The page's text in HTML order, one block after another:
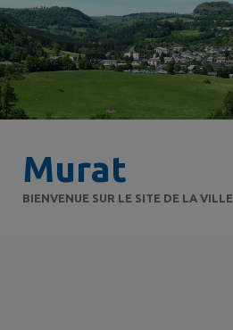
Murat
BIENVENUE SUR LE SITE DE LA VILLE